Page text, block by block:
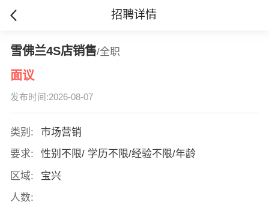
招聘详情
雪佛兰4S店销售/全职
面议
发布时间:2026-08-07
类别:
市场营销
要求:
性别不限/ 学历不限/经验不限/年龄
区域:
宝兴
人数: